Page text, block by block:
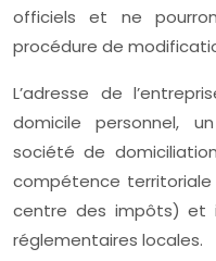
officiels et ne
procédure de
L’adresse de
domicile personnel,
société de
compétence territoriale
centre des impôts) et
réglementaires locales.